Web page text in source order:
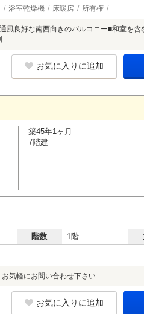
浴室乾燥機 床暖房 所有権
風良好な南西向きのバルコニー■和室を
お気に入りに追加
築45年1ヶ月
7階建
階数 1階
気軽にお問い合わせ下さい
お気に入りに追加